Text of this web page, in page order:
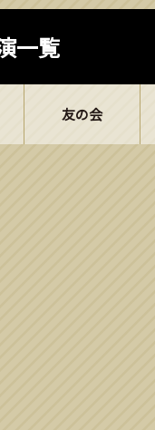
一覧
友の会